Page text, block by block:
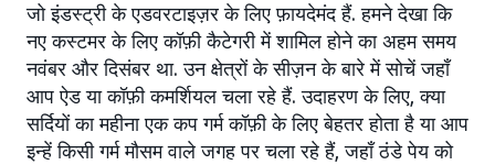
जो इंडस्ट्री के एडवरटाइज़र के लिए फ़ायदेमंद हैं. हमने देखा कि
नए कस्टमर के लिए कॉफ़ी कैटेगरी में शामिल होने का अहम समय
नवंबर और दिसंबर था. उन क्षेत्रों के सीज़न के बारे में सोचें जहाँ
आप ऐड या कॉफ़ी कमर्शियल चला रहे हैं. उदाहरण के लिए, क्या
सर्दियों का महीना एक कप गर्म कॉफ़ी के लिए बेहतर होता है या आप
इन्हें किसी गर्म मौसम वाले जगह पर चला रहे हैं, जहाँ ठंडे पेय को